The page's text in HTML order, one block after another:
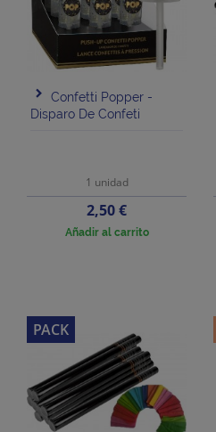
Confetti Popper -
Disparo De Confeti
1 unidad
Precio
2,50 €
Añadir al carrito
PACK